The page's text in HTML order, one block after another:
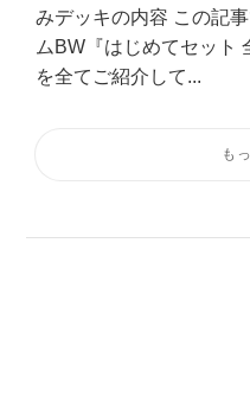
みデッキの内容 この記
ムBW『はじめてセット
を全てご紹介して...